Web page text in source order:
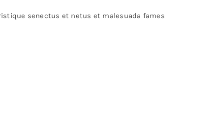
senectus et netus et malesuada fames